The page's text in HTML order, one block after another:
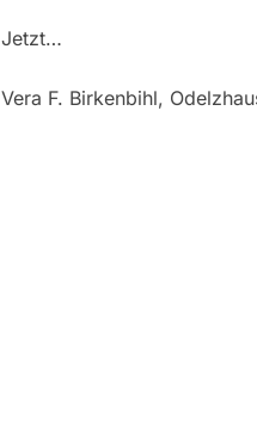
Jetzt…
Vera F. Birkenbihl,